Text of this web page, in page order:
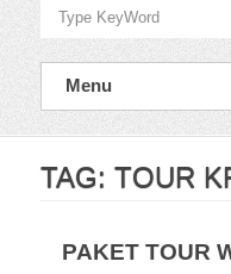
Menu
TAG: TOUR
PAKET TOUR